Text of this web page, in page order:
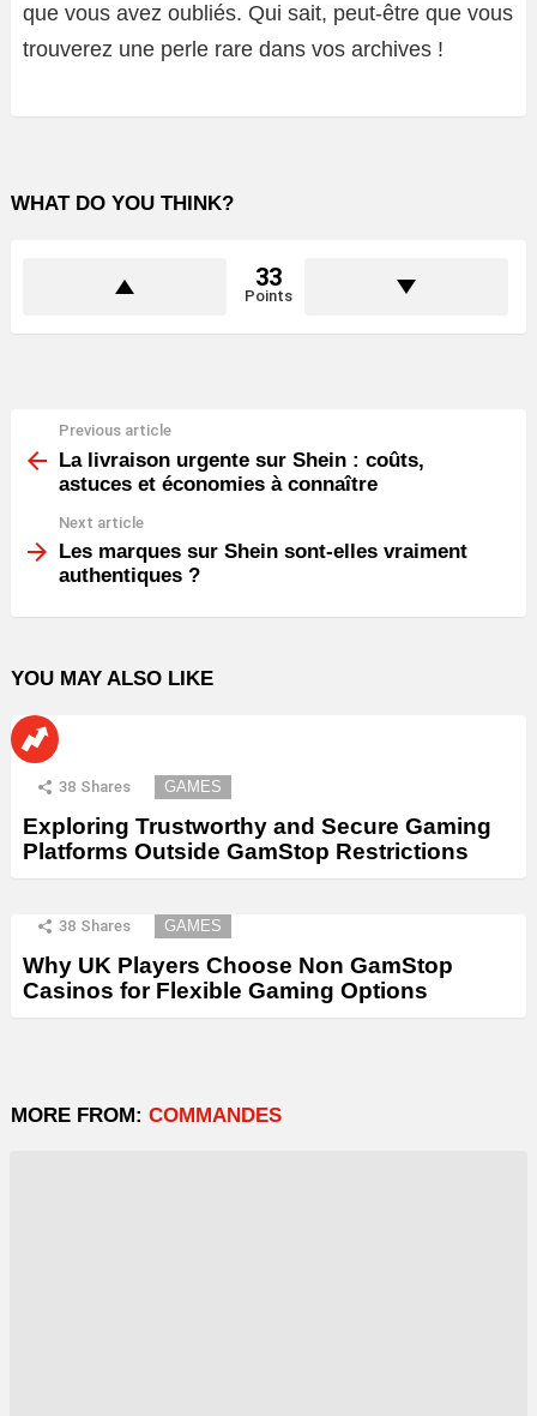
que vous avez oubliés. Qui sait, peut-être que vous
trouverez une perle rare dans vos archives !
WHAT DO YOU THINK?
33
Points
more
Previous article
La livraison urgente sur Shein : coûts,
astuces et économies à connaître
Next article
Les marques sur Shein sont-elles vraiment
authentiques ?
YOU MAY ALSO LIKE
38 Shares GAMES
Exploring Trustworthy and Secure Gaming
Platforms Outside GamStop Restrictions
38 Shares GAMES
Why UK Players Choose Non GamStop
Casinos for Flexible Gaming Options
MORE FROM: COMMANDES